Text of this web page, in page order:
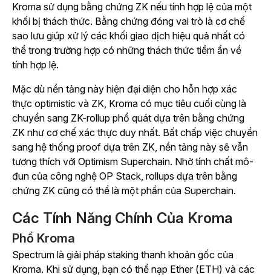
Kroma sử dụng bằng chứng ZK nếu tính hợp lệ của một
khối bị thách thức. Bằng chứng đóng vai trò là cơ chế
sao lưu giúp xử lý các khối giao dịch hiệu quả nhất có
thể trong trường hợp có những thách thức tiềm ẩn về
tính hợp lệ.
Mặc dù nền tảng này hiện đại diện cho hỗn hợp xác
thực optimistic và ZK, Kroma có mục tiêu cuối cùng là
chuyển sang ZK-rollup phổ quát dựa trên bằng chứng
ZK như cơ chế xác thực duy nhất. Bất chấp việc chuyển
sang hệ thống proof dựa trên ZK, nền tảng này sẽ vẫn
tương thích với Optimism Superchain. Nhờ tính chất mô-
đun của công nghệ OP Stack, rollups dựa trên bằng
chứng ZK cũng có thể là một phần của Superchain.
Các Tính Năng Chính Của Kroma
Phổ Kroma
Spectrum là giải pháp staking thanh khoản gốc của
Kroma. Khi sử dụng, bạn có thể nạp Ether (ETH) và các